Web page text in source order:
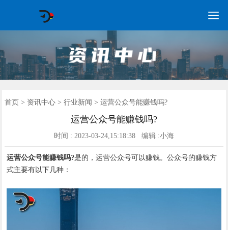

首页
GEO常见问题
GEO优化
海外GEO
网络营销
企业培训
软件开发
政策申报
资讯中心
关于我们
首页 > 资讯中心> 行业新闻 > 运营公众号能赚钱吗?
运营公众号能赚钱吗?
时间 : 2023-03-24,15:18:38 编辑 :小海
运营公众号能赚钱吗?是的，运营公众号可以赚钱。公众号的赚钱方
式主要有以下几种：